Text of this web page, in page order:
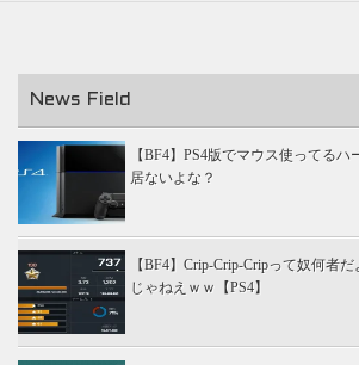
News Field
【BF4】PS4版でマウス使ってる
居ないよな？
【BF4】Crip-Crip-Cripって奴何者
じゃねえｗｗ【PS4】